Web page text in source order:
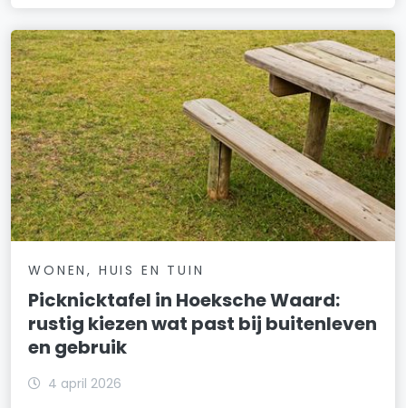
WONEN, HUIS EN TUIN
Picknicktafel in Hoeksche Waard:
rustig kiezen wat past bij buitenleven
en gebruik
4 april 2026